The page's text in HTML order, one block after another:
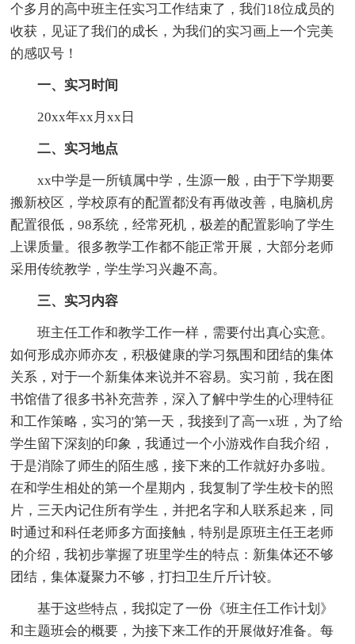
个多月的高中班主任实习工作结束了，我们18位成员的
收获，见证了我们的成长，为我们的实习画上一个完美
的感叹号！
一、实习时间
20xx年xx月xx日
二、实习地点
xx中学是一所镇属中学，生源一般，由于下学期要
搬新校区，学校原有的配置都没有再做改善，电脑机房
配置很低，98系统，经常死机，极差的配置影响了学生
上课质量。很多教学工作都不能正常开展，大部分老师
采用传统教学，学生学习兴趣不高。
三、实习内容
班主任工作和教学工作一样，需要付出真心实意。
如何形成亦师亦友，积极健康的学习氛围和团结的集体
关系，对于一个新集体来说并不容易。实习前，我在图
书馆借了很多书补充营养，深入了解中学生的心理特征
和工作策略，实习的'第一天，我接到了高一x班，为了给
学生留下深刻的印象，我通过一个小游戏作自我介绍，
于是消除了师生的陌生感，接下来的工作就好办多啦。
在和学生相处的第一个星期内，我复制了学生校卡的照
片，三天内记住所有学生，并把名字和人联系起来，同
时通过和科任老师多方面接触，特别是原班主任王老师
的介绍，我初步掌握了班里学生的特点：新集体还不够
团结，集体凝聚力不够，打扫卫生斤斤计较。
基于这些特点，我拟定了一份《班主任工作计划》
和主题班会的概要，为接下来工作的开展做好准备。每